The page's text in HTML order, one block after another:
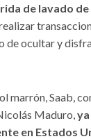
de lavado
de ocultar y
marrón, Saab,
Maduro,
en Estados